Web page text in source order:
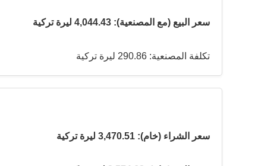
سعر البيع (مع المصنعية): 4,044.43 ليرة تركية
تكلفة المصنعية: 290.86 ليرة تركية
سعر الشراء (خام): 3,470.51 ليرة تركية